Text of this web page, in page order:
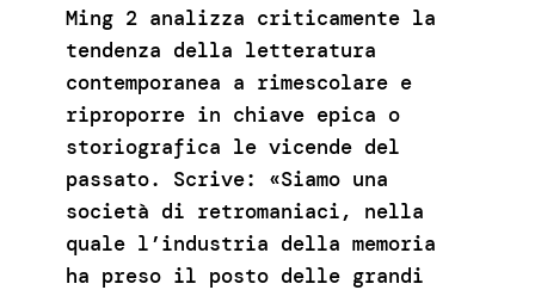
Ming 2 analizza criticamente la
tendenza della letteratura
contemporanea a rimescolare e
riproporre in chiave epica o
storiografica le vicende del
passato. Scrive: «Siamo una
società di retromaniaci, nella
quale l’industria della memoria
ha preso il posto delle grandi